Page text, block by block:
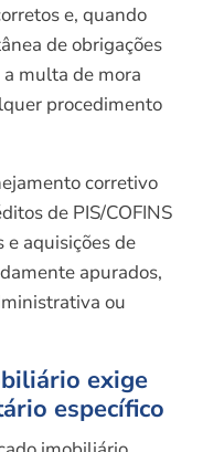
e, quando
de obrigações
multa de mora
procedimento
corretivo
de PIS/COFINS
e aquisições de
apurados,
ou
exige
específico